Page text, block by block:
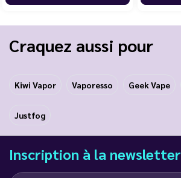
Craquez aussi pour
Kiwi Vapor Vaporesso Geek Vape
Justfog
Inscription à la newsletter